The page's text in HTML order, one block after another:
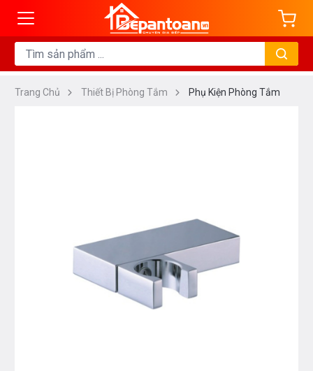
Trang Chủ Thiết Bị Phòng Tắm Phụ Kiện Phòng Tắm